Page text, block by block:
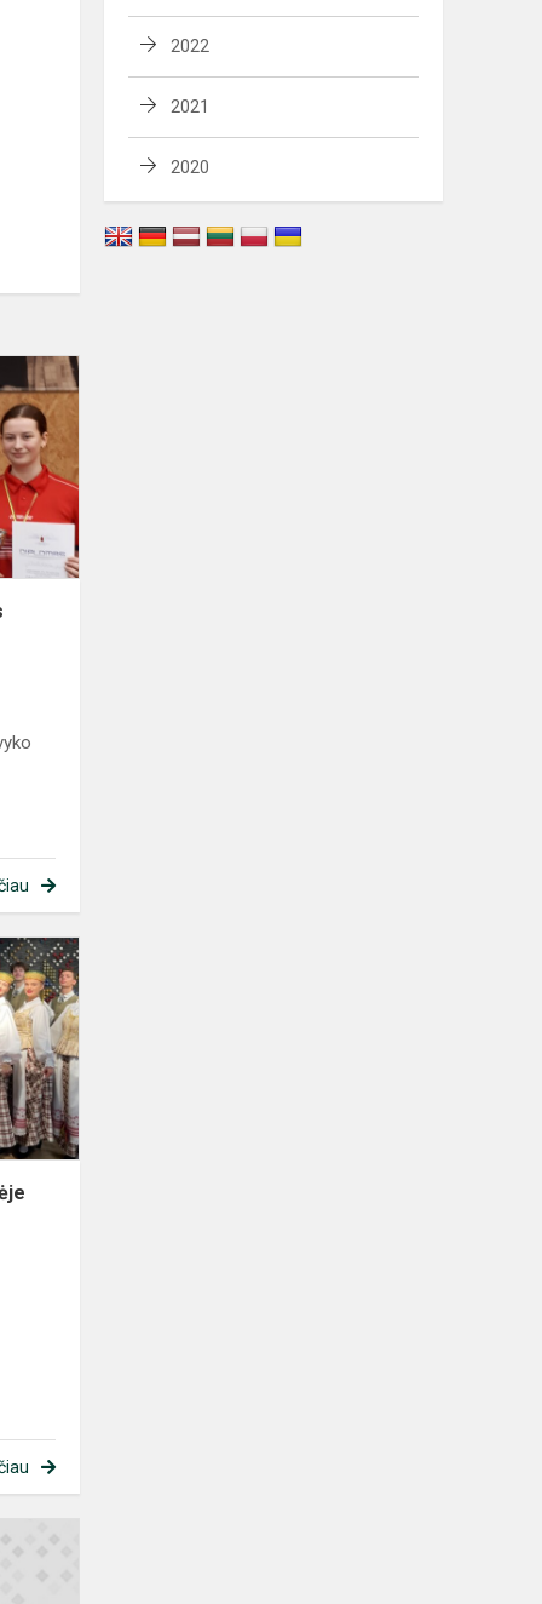
Stalo
tenisininkų
„Siaustinio“
pergalė
Kelmėje
2022
2021
2020